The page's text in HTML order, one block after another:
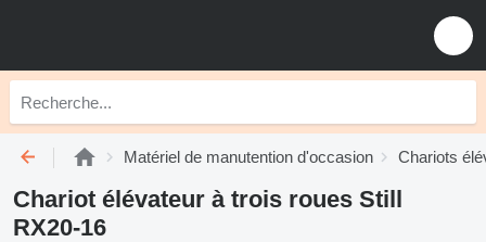
Matériel de manutention d'occasion Chariots
Chariot élévateur à trois roues Still
RX20-16